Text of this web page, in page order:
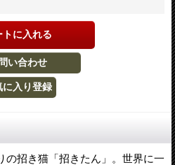
の招き猫「招きたん」。世界に一